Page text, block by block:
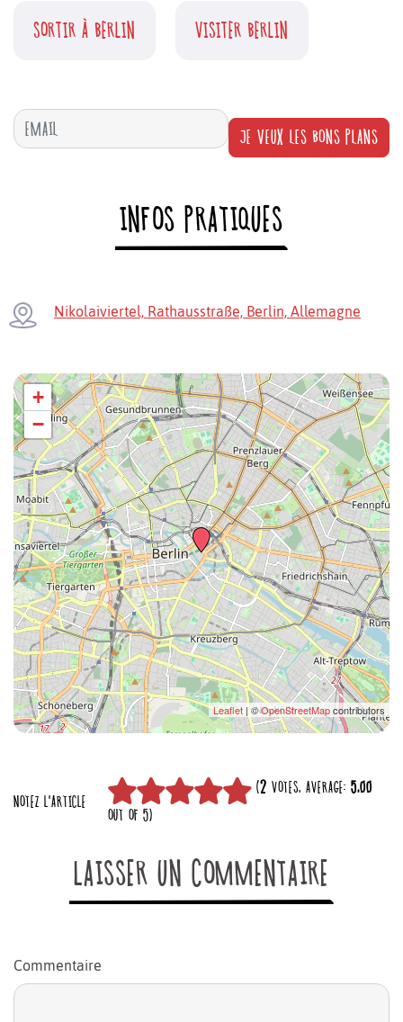
SORTIR À BERLIN VISITER BERLIN
JE VEUX LES BONS PLANS
INFOS PRATIQUES
Nikolaiviertel, Rathausstraße, Berlin, Allemagne
+
−
Leaflet| ©OpenStreetMapcontributors
NOTEZ L'ARTICLE
(2 VOTES, AVERAGE: 5,00
OUT OF 5)
LAISSER UN COMMENTAIRE
Commentaire